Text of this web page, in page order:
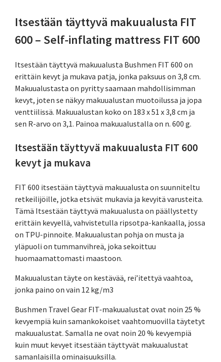
Itsestään täyttyvä makuualusta FIT
600 – Self-inflating mattress FIT 600
Itsestään täyttyvä makuualusta Bushmen FIT 600 on
erittäin kevyt ja mukava patja, jonka paksuus on 3,8 cm.
Makuualustasta on pyritty saamaan mahdollisimman
kevyt, joten se näkyy makuualustan muotoilussa ja jopa
venttiilissä. Makuualustan koko on 183 x 51 x 3,8 cm ja
sen R-arvo on 3,1. Painoa makuualustalla on n. 600 g.
Itsestään täyttyvä makuualusta FIT 600
kevyt ja mukava
FIT 600 itsestään täyttyvä makuualusta on suunniteltu
retkeilijöille, jotka etsivät mukavia ja kevyitä varusteita.
Tämä Itsestään täyttyvä makuualusta on päällystetty
erittäin kevyellä, vahvistetulla ripsotpa-kankaalla, jossa
on TPU-pinnoite. Makuualustan pohja on musta ja
yläpuoli on tummanvihreä, joka sekoittuu
huomaamattomasti maastoon.
Makuualustan täyte on kestävää, rei’itettyä vaahtoa,
jonka paino on vain 12 kg/m3
Bushmen Travel Gear FIT-makuualustat ovat noin 25 %
kevyempiä kuin samankokoiset vaahtomuovilla täytetyt
makuualustat. Samalla ne ovat noin 20 % kevyempiä
kuin muut kevyet itsestään täyttyvät makuualustat
samanlaisilla ominaisuuksilla.